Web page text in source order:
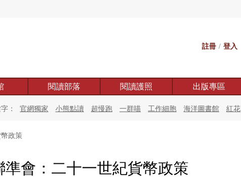
註冊 / 登入
閱讀部落 閱讀護照 出版專區
： 官網獨家 小熊點讀 超慢跑 一群喵 工作細胞 海洋圖書館 紅花
政策
準會：二十一世紀貨幣政策